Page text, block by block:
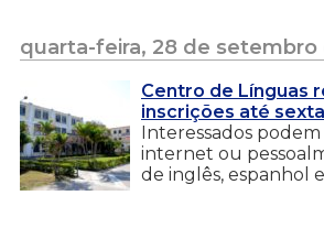
quarta-feira, 28 de setembro
Centro de Línguas
inscrições até
Interessados
internet ou
de inglês, espanhol